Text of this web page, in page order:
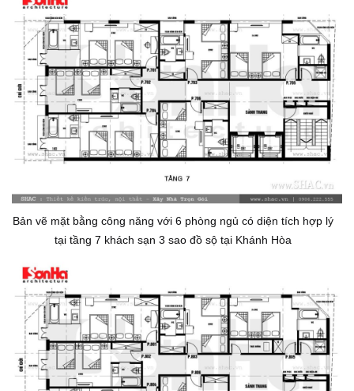
Bản vẽ mặt bằng công năng với 6 phòng ngủ có diện tích hợp lý
tại tầng 7 khách sạn 3 sao đồ sộ tại Khánh Hòa